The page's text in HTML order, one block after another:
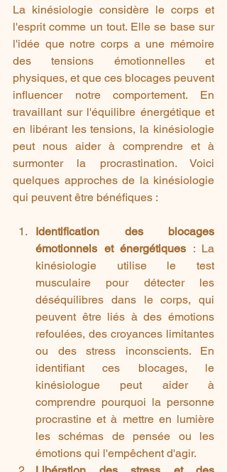
La kinésiologie considère le corps et
l'esprit comme un tout. Elle se base sur
l'idée que notre corps a une mémoire
des tensions émotionnelles et
physiques, et que ces blocages peuvent
influencer notre comportement. En
travaillant sur l'équilibre énergétique et
en libérant les tensions, la kinésiologie
peut nous aider à comprendre et à
surmonter la procrastination. Voici
quelques approches de la kinésiologie
qui peuvent être bénéfiques :
Identification des blocages
émotionnels et énergétiques : La
kinésiologie utilise le test
musculaire pour détecter les
déséquilibres dans le corps, qui
peuvent être liés à des émotions
refoulées, des croyances limitantes
ou des stress inconscients. En
identifiant ces blocages, le
kinésiologue peut aider à
comprendre pourquoi la personne
procrastine et à mettre en lumière
les schémas de pensée ou les
émotions qui l'empêchent d'agir.